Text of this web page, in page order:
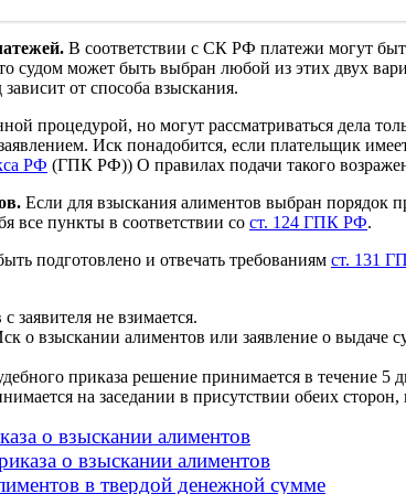
В соответствии с СК РФ платежи могут
судом может быть выбран любой из этих двух
от способа взыскания.
процедурой, но могут рассматриваться дела
Иск понадобится, если плательщик
РФ (ГПК РФ)) О правилах подачи такого
Если для взыскания алиментов выбран порядок
все пункты в соответствии со ст. 124 ГПК РФ.
подготовлено и отвечать требованиям ст. 131
заявителя не взимается.
о взыскании алиментов или заявление о выдаче
приказа решение принимается в течение
на заседании в присутствии обеих сторон,
о взыскании алиментов
о взыскании алиментов
в твердой денежной сумме